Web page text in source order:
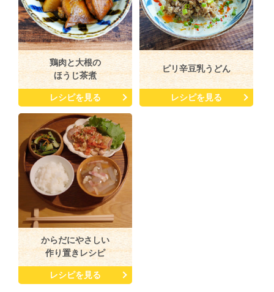
鶏肉と大根の
ほうじ茶煮
レシピを見る
ピリ辛豆乳うどん
レシピを見る
からだにやさしい
作り置きレシピ
レシピを見る